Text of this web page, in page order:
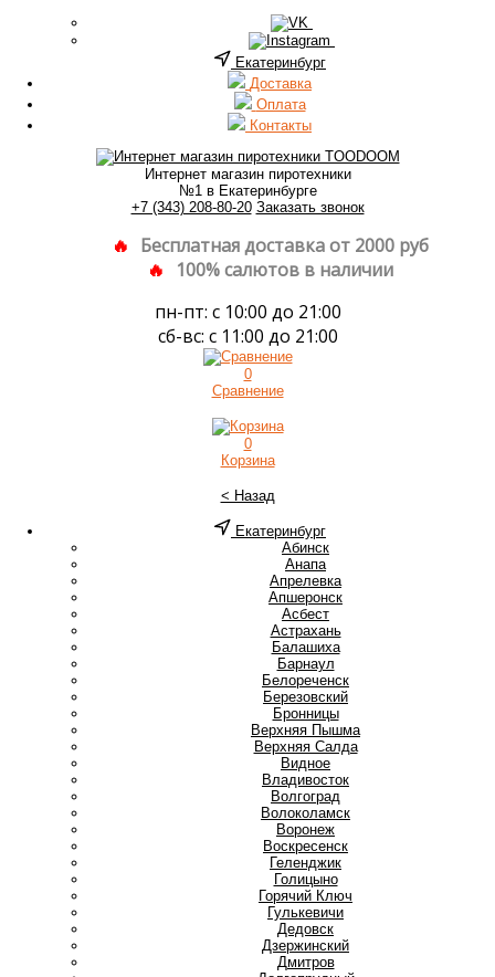
Екатеринбург
Доставка
Оплата
Контакты
Интернет магазин пиротехники
№1 в Екатеринбурге
+7 (343) 208-80-20 Заказать звонок
Бесплатная доставка от 2000 руб
100% салютов в наличии
пн-пт: с 10:00 до 21:00
сб-вс: с 11:00 до 21:00
0
Сравнение
0
Корзина
< Назад
Екатеринбург
Абинск
Анапа
Апрелевка
Апшеронск
Асбест
Астрахань
Балашиха
Барнаул
Белореченск
Березовский
Бронницы
Верхняя Пышма
Верхняя Салда
Видное
Владивосток
Волгоград
Волоколамск
Воронеж
Воскресенск
Геленджик
Голицыно
Горячий Ключ
Гулькевичи
Дедовск
Дзержинский
Дмитров